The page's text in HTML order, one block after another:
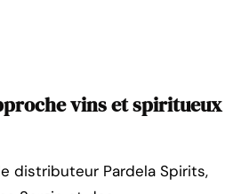
vins et spiritueux
distributeur Pardela Spirits,